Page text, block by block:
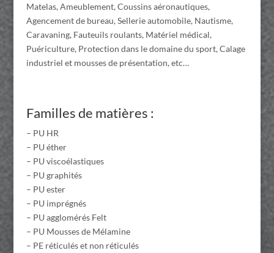
Matelas, Ameublement, Coussinsaéronautiques,
Agencement de bureau, Sellerie automobile, Nautisme,
Caravaning, Fauteuils roulants, Matériel médical,
Puériculture, Protection dans le domaine du sport, Calage
industriel et mousses de présentation, etc…
Familles de matières :
– PU HR
– PU éther
– PU viscoélastiques
– PU graphités
– PU ester
– PU imprégnés
– PU agglomérés Felt
– PU Mousses de Mélamine
– PE réticulés et non réticulés